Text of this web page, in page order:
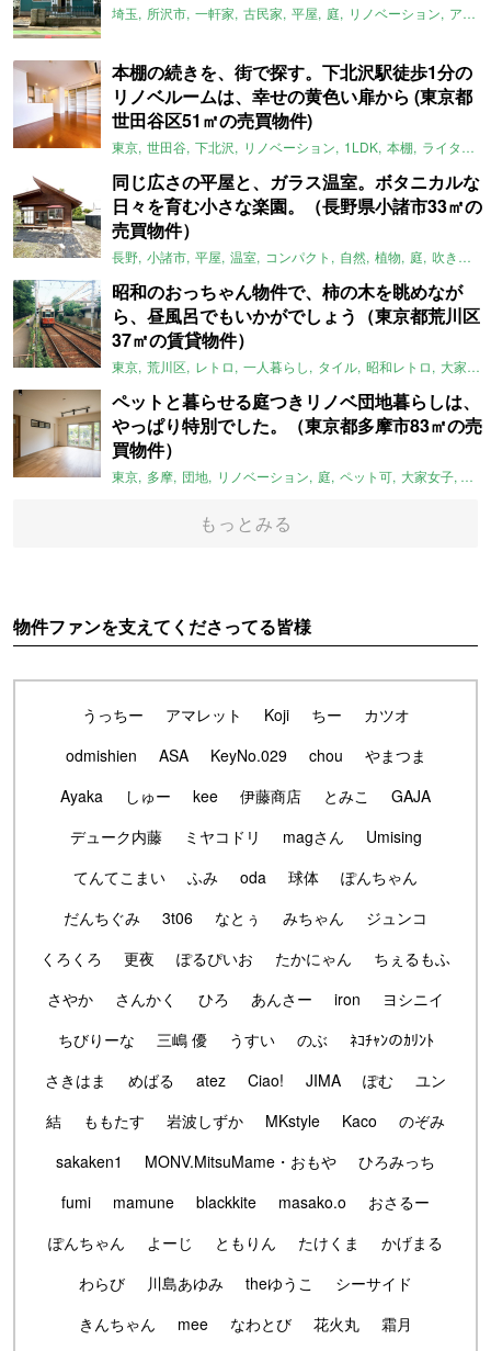
埼玉 所沢市 一軒家 古民家 平屋 庭 リノベーション アメリカンハウス
本棚の続きを、街で探す。下北沢駅徒歩1分の
リノベルームは、幸せの黄色い扉から (東京都
世田谷区51㎡の売買物件)
東京 世田谷 下北沢 リノベーション 1LDK 本棚 ライター：ほしりょうこ
同じ広さの平屋と、ガラス温室。ボタニカルな
日々を育む小さな楽園。（長野県小諸市33㎡の
売買物件）
長野 小諸市 平屋 温室 コンパクト 自然 植物 庭 吹き抜け
昭和のおっちゃん物件で、柿の木を眺めなが
ら、昼風呂でもいかがでしょう（東京都荒川区
37㎡の賃貸物件）
東京 荒川区 レトロ 一人暮らし タイル 昭和レトロ 大家女子
ペットと暮らせる庭つきリノベ団地暮らしは、
やっぱり特別でした。（東京都多摩市83㎡の売
買物件）
東京 多摩 団地 リノベーション 庭 ペット可 大家女子 団
もっとみる
物件ファンを支えてくださってる皆様
うっちー アマレット Koji ちー
カツオ
odmishien
ASA KeyNo.029 chou
やまつま
Ayaka
しゅー kee 伊藤商店 とみこ
GAJA
デューク内藤
ミヤコドリ magさん
Umising
てんてこまい
ふみ oda 球体
ぽんちゃん
だんちぐみ
3t06 なとぅ みちゃん
ジュンコ
くろくろ
更夜 ぽるぴいお たかにゃん
ちぇるもふ
さやか
さんかく ひろ あんさー iron
ヨシニイ
ちびりーな
三嶋 優 うすい のぶ
ﾈｺﾁｬﾝのｶﾘﾝﾄ
さきはま
めばる atez Ciao! JIMA ぽむ
ユン
結
ももたす 岩波しずか MKstyle Kaco
のぞみ
sakaken1
MONV.MitsuMame・おもや
ひろみっち
fumi
mamune blackkite masako.o
おさるー
ぽんちゃん
よーじ ともりん たけくま
かげまる
わらび
川島あゆみ theゆうこ
シーサイド
きんちゃん
mee なわとび 花火丸
霜月